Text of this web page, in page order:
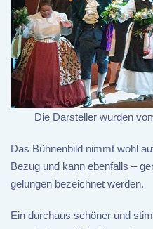
Die Darsteller wurden
Das Bühnenbild nimmt wohl
Bezug und kann ebenfalls –
gelungen bezeichnet werden.
Ein durchaus schöner und